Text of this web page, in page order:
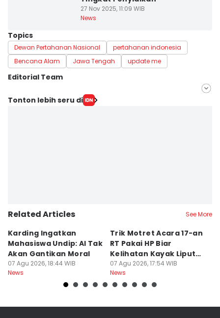
27 Nov 2025, 11:09 WIB
News
Topics
Dewan Pertahanan Nasional
pertahanan indonesia
Bencana Alam
Jawa Tengah update me
Editorial Team
Editor
Tonton lebih seru di
Related Articles See More
Karding Ingatkan
Mahasiswa Undip: AI Tak
Akan Gantikan Moral
07 Agu 2026, 18:44 WIB
News
Trik Motret Acara 17-an
RT Pakai HP Biar
Kelihatan Kayak Liputan
Festival Nasional
07 Agu 2026, 17:54 WIB
News